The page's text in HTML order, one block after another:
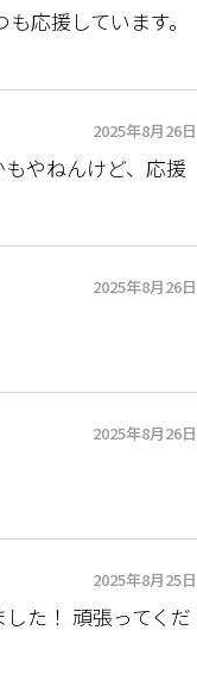
応援しています。
2025年8月26日
やねんけど、応援
2025年8月26日
2025年8月26日
2025年8月25日
た！ 頑張ってくだ